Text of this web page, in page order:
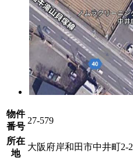
物件
番号
27-579
所在
地
大阪府岸和田市中井町2-2